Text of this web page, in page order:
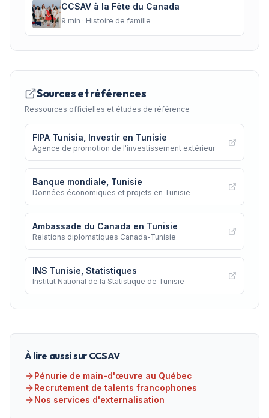
CCSAV à la Fête du Canada
9 min · Histoire de famille
Sources et références
Ressources officielles et études de référence
FIPA Tunisia, Investir en Tunisie
Agence de promotion de l'investissement extérieur
Banque mondiale, Tunisie
Données économiques et projets en Tunisie
Ambassade du Canada en Tunisie
Relations diplomatiques Canada-Tunisie
INS Tunisie, Statistiques
Institut National de la Statistique de Tunisie
À lire aussi sur CCSAV
Pénurie de main-d'œuvre au Québec
Recrutement de talents francophones
Nos services d'externalisation